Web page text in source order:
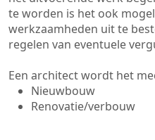
te worden is het ook
werkzaamheden uit te
regelen van eventuele
Een architect wordt het
Nieuwbouw
Renovatie/verbouw